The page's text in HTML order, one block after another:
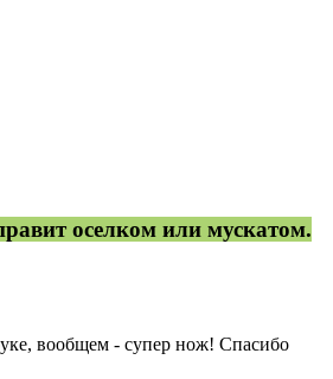
оселком или мускатом.
вообщем - супер нож! Спасибо